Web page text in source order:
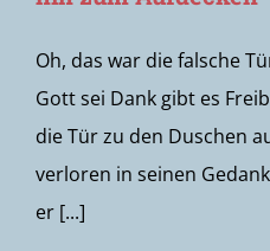
Oh, das war die falsche
Gott sei Dank gibt es
die Tür zu den Duschen
verloren in seinen
er [...]